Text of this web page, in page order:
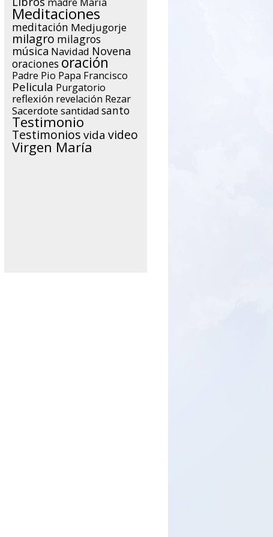
Meditaciones
meditación Medjugorje
milagro milagros
música Navidad Novena
oraciones oración
Padre Pio Papa Francisco
Pelicula Purgatorio
reflexión revelación Rezar
Sacerdote santidad santo
Testimonio
Testimonios vida video
Virgen María